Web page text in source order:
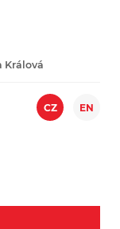
Králová
CZ EN